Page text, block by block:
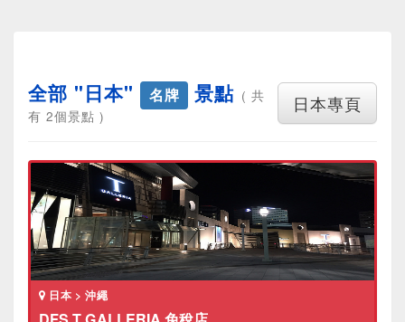
日本專頁
全部 "日本" 名牌 景點 ( 共
有 2個景點 )
日本 > 沖繩